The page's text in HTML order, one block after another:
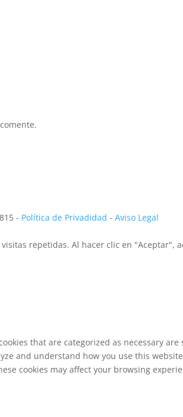
- Política de Privadidad -Aviso Legal
repetidas. Al hacer clic en "Aceptar",
that are categorized as necessary
and understand how you use this
cookies may affect your browsing